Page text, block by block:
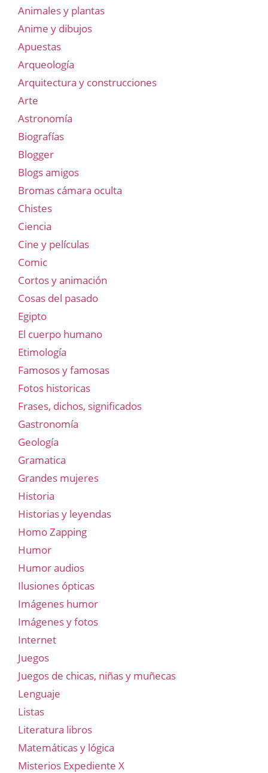
Animales y plantas
Anime y dibujos
Apuestas
Arqueología
Arquitectura y construcciones
Arte
Astronomía
Biografías
Blogger
Blogs amigos
Bromas cámara oculta
Chistes
Ciencia
Cine y películas
Comic
Cortos y animación
Cosas del pasado
Egipto
El cuerpo humano
Etimología
Famosos y famosas
Fotos historicas
Frases, dichos, significados
Gastronomía
Geología
Gramatica
Grandes mujeres
Historia
Historias y leyendas
Homo Zapping
Humor
Humor audios
Ilusiones ópticas
Imágenes humor
Imágenes y fotos
Internet
Juegos
Juegos de chicas, niñas y muñecas
Lenguaje
Listas
Literatura libros
Matemáticas y lógica
Misterios Expediente X